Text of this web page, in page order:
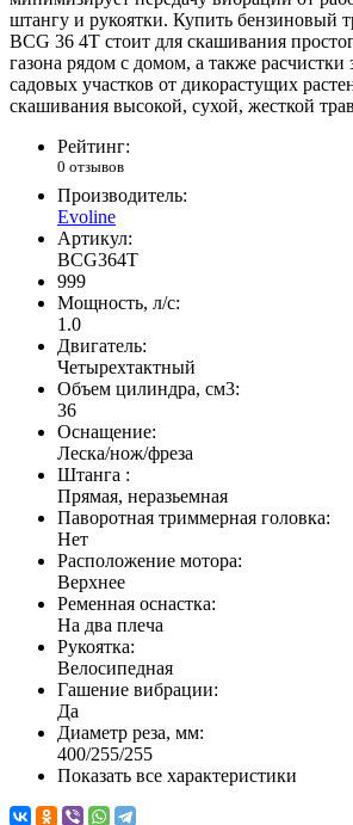
штангу и рукоятки. Купить бензиновый
BCG 36 4T стоит для скашивания
газона рядом с домом, а также
садовых участков от дикорастущих
скашивания высокой, сухой, жесткой
Рейтинг:
0 отзывов
Производитель:
Evoline
Артикул:
BCG364T
999
Мощность, л/с:
1.0
Двигатель:
Четырехтактный
Объем цилиндра, см3:
36
Оснащение:
Леска/нож/фреза
Штанга :
Прямая, неразьемная
Паворотная триммерная головка:
Нет
Расположение мотора:
Верхнее
Ременная оснастка:
На два плеча
Рукоятка:
Велосипедная
Гашение вибрации:
Да
Диаметр реза, мм:
400/255/255
Показать все характеристики